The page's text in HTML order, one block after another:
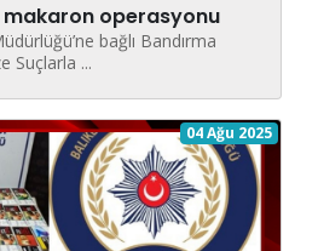
makaron operasyonu
bağlı Bandırma
Suçlarla ...
04 Ağu 2025